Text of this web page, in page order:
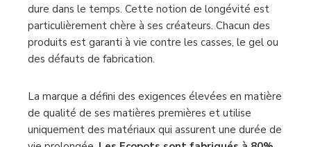
dure dans le temps. Cette notion de longévité est
particulièrement chère à ses créateurs. Chacun des
produits est garanti à vie contre les casses, le gel ou
des défauts de fabrication.
La marque a défini des exigences élevées en matière
de qualité de ses matières premières et utilise
uniquement des matériaux qui assurent une durée de